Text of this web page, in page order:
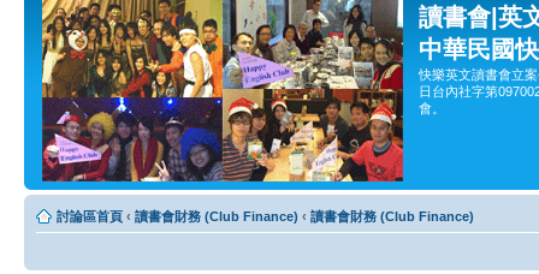
讀書會|英
中華民國
快樂英文讀書會立
日台內社字第
會。
討論區首頁 ‹ 讀書會財務 (Club Finance) ‹ 讀書會財務 (Club Finance)